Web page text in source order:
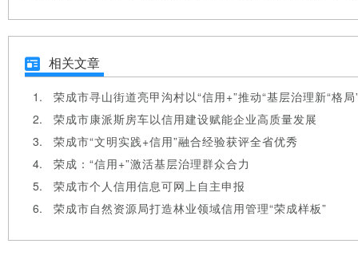
相关文章
荣成市寻山街道亮甲沟村以“信用+”推动“基层治理新“格局
荣成市康派斯房车以信用建设赋能企业高质量发展
荣成市“文明实践+信用”融合经验获评全省优秀
荣成：“信用+”激活基层治理群众合力
荣成市个人信用信息可网上自主申报
荣成市自然资源局打造林业领域信用管理“荣成样板”